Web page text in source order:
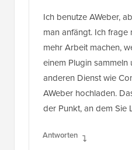
Ich benutze AWeber,
man anfängt. Ich frage
mehr Arbeit machen,
einem Plugin
anderen Dienst wie
AWeber hochladen.
der Punkt, an dem Sie
Antworten